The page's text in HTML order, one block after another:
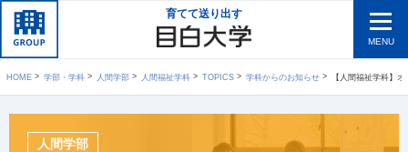
育てて送り出す
MENU
HOME 学部・学科 人間学部 人間福祉学科 TOPICS 学科からのお知らせ 【人間福祉学科】オ
人間学部